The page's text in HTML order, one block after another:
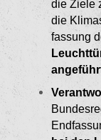
die Ziele
die
fassung